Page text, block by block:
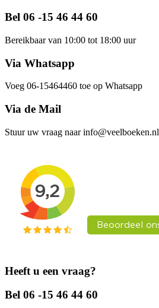
Bel 06 -15 46 44 60
Bereikbaar van 10:00 tot 18:00 uur
Via Whatsapp
Voeg 06-15464460 toe op Whatsapp
Via de Mail
Stuur uw vraag naar info@veelboeken.nl
Heeft u een vraag?
Bel 06 -15 46 44 60